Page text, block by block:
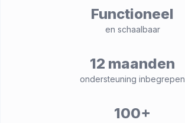
Functioneel
en schaalbaar
12 maanden
ondersteuning inbegrepen
100+